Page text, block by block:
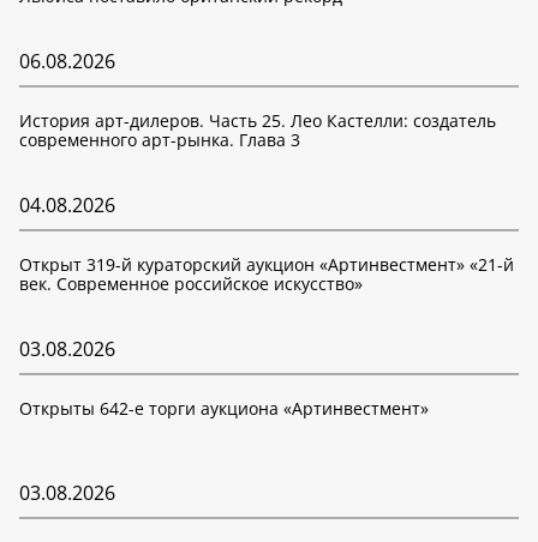
06.08.2026
История арт-дилеров. Часть 25. Лео Кастелли: создатель
современного арт-рынка. Глава 3
04.08.2026
Открыт 319-й кураторский аукцион «Артинвестмент» «21-й
век. Современное российское искусство»
03.08.2026
Открыты 642-е торги аукциона «Артинвестмент»
03.08.2026